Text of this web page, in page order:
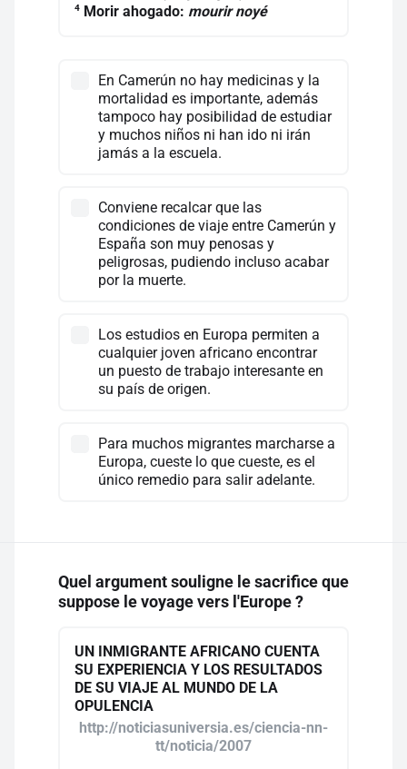
4 Morir ahogado: mourir noyé
En Camerún no hay medicinas y la
mortalidad es importante, además
tampoco hay posibilidad de estudiar
y muchos niños ni han ido ni irán
jamás a la escuela.
Conviene recalcar que las
condiciones de viaje entre Camerún y
España son muy penosas y
peligrosas, pudiendo incluso acabar
por la muerte.
Los estudios en Europa permiten a
cualquier joven africano encontrar
un puesto de trabajo interesante en
su país de origen.
Para muchos migrantes marcharse a
Europa, cueste lo que cueste, es el
único remedio para salir adelante.
Quel argument souligne le sacrifice que
suppose le voyage vers l'Europe ?
UN INMIGRANTE AFRICANO CUENTA
SU EXPERIENCIA Y LOS RESULTADOS
DE SU VIAJE AL MUNDO DE LA
OPULENCIA
http://noticiasuniversia.es/ciencia-nn-
tt/noticia/2007